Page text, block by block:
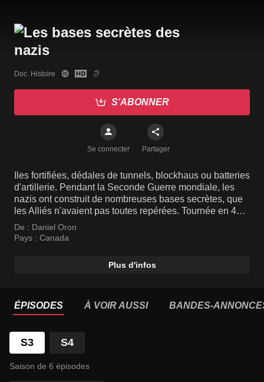
Doc. Histoire
S'ABONNER
Se connecter Partager
Iles fortifiées, dédales de tunnels, blockhaus ou batteries
d'artillerie. Pendant la Seconde Guerre mondiale, les
nazis ont construit de nombreuses bases secrètes, que
les Alliés n'avaient pas toutes repérées. Tournée en 4K,
cette série de 6 épisodes nous emmène explorer les
plus insolites et les mieux cachées d'entre elles et nous
De : Daniel Oron
Pays : Canada
Plus d'infos
ÉPISODES À VOIR AUSSI BANDES-
S3 S4
Saison de 6 épisodes